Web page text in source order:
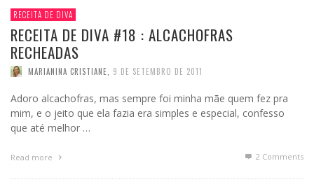
RECEITA DE DIVA
RECEITA DE DIVA #18 : ALCACHOFRAS
RECHEADAS
MARIANINA CRISTIANE 9 DE SETEMBRO DE 2011
Adoro alcachofras, mas sempre foi minha mãe quem fez pra
mim, e o jeito que ela fazia era simples e especial, confesso
que até melhor …
Read more 2 Comments